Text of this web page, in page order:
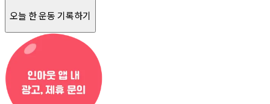
오늘 한 운동 기록하기